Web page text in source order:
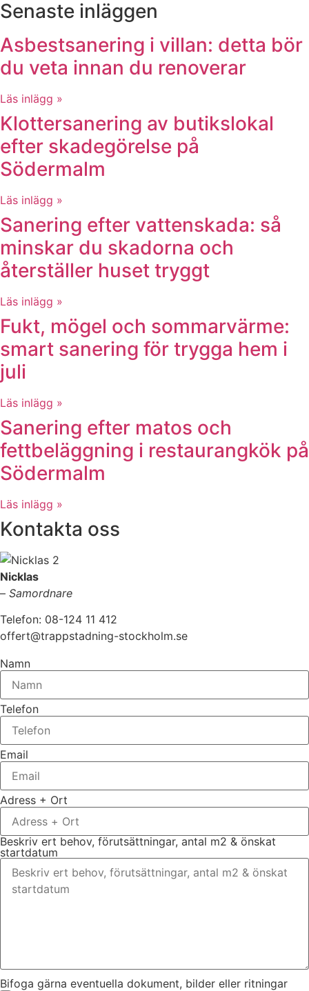
Senaste inläggen
Asbestsanering i villan: detta bör
du veta innan du renoverar
Läs inlägg »
Klottersanering av butikslokal
efter skadegörelse på
Södermalm
Läs inlägg »
Sanering efter vattenskada: så
minskar du skadorna och
återställer huset tryggt
Läs inlägg »
Fukt, mögel och sommarvärme:
smart sanering för trygga hem i
juli
Läs inlägg »
Sanering efter matos och
fettbeläggning i restaurangkök på
Södermalm
Läs inlägg »
Kontakta oss
Nicklas
– Samordnare
Telefon: 08-124 11 412
offert@trappstadning-stockholm.se
Namn
Telefon
Email
Adress + Ort
Beskriv ert behov, förutsättningar, antal m2 & önskat
startdatum
Bifoga gärna eventuella dokument, bilder eller ritningar